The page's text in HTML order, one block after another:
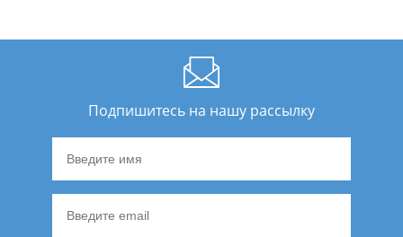
Подпишитесь на нашу рассылку